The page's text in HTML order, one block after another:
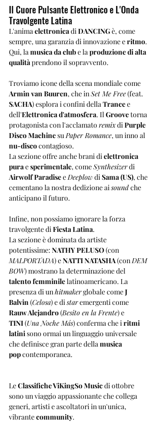
Il Cuore Pulsante Elettronico e L'Onda
Travolgente Latina
L'anima elettronica di DANCING è, come
sempre, una garanzia di innovazione e ritmo.
Qui, la musica da club e la produzione di alta
qualità prendono il sopravvento.
Troviamo icone della scena mondiale come
Armin van Buuren, che in Set Me Free (feat.
SACHA) esplora i confini della Trance e
dell'Elettronica d'atmosfera. Il Groove torna
protagonista con l'acclamato remix di Purple
Disco Machine su Paper Romance, un inno al
nu-disco contagioso.
La sezione offre anche brani di elettronica
pura e sperimentale, come Synthesizer di
Airwolf Paradise e Deeplow di Sama (US), che
cementano la nostra dedizione ai sound che
anticipano il futuro.
Infine, non possiamo ignorare la forza
travolgente di Fiesta Latina.
La sezione è dominata da artiste
potentissime: NATHY PELUSO (con
MALPORTADA) e NATTI NATASHA (con DEM
BOW) mostrano la determinazione del
talento femminile latinoamericano. La
presenza di un hitmaker globale come J
Balvin (Celosa) e di star emergenti come
Rauw Alejandro (Besito en la Frente) e
TINI (Una Noche Más) conferma che i ritmi
latini sono ormai un linguaggio universale
che definisce gran parte della musica
pop contemporanea.
Le Classifiche ViKingSo Music di ottobre
sono un viaggio appassionante che collega
generi, artisti e ascoltatori in un'unica,
vibrante community.